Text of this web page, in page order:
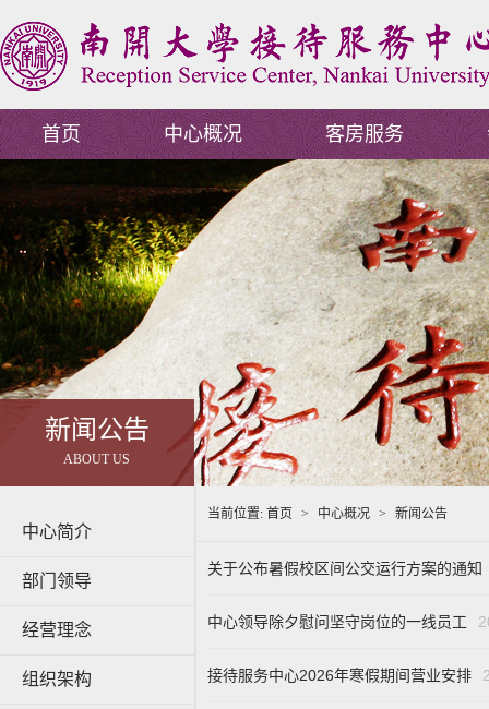
首页 中心概况 客房服务
新闻公告
ABOUT US
中心简介
部门领导
经营理念
组织架构
当前位置: 首页 > 中心概况 > 新闻公告
关于公布暑假校区间公交运行方案的通知
中心领导除夕慰问坚守岗位的一线员工
接待服务中心2026年寒假期间营业安排